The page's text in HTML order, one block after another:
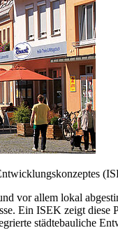
vor allem lokal
Ein ISEK zeigt
städtebauliche